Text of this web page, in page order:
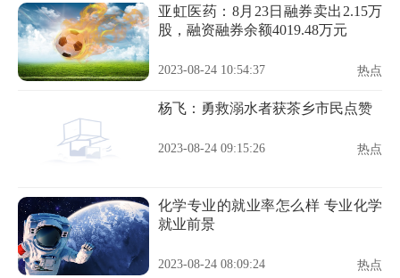
亚虹医药：8月23日融券卖出2.15万
股，融资融券余额4019.48万元
2023-08-24 10:54:37 热点
杨飞：勇救溺水者获茶乡市民点赞
2023-08-24 09:15:26 热点
化学专业的就业率怎么样 专业化学
就业前景
2023-08-24 08:09:24 热点